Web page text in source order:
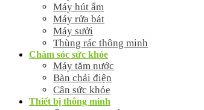
Máy hút ẩm
Máy rửa bát
Máy sưởi
Thùng rác thông minh
Chăm sóc sức khỏe
Máy tăm nước
Bàn chải điện
Cân sức khỏe
Thiết bị thông minh